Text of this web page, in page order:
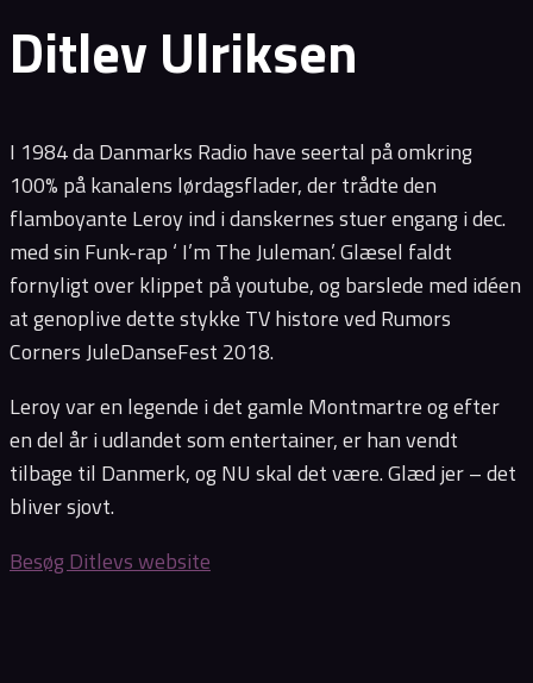
Ditlev Ulriksen
I 1984 da Danmarks Radio have seertal på omkring
100% på kanalens lørdagsflader, der trådte den
flamboyante Leroy ind i danskernes stuer engang i dec.
med sin Funk-rap ‘ I’m The Juleman’. Glæsel faldt
fornyligt over klippet på youtube, og barslede med idéen
at genoplive dette stykke TV histore ved Rumors
Corners JuleDanseFest 2018.
Leroy var en legende i det gamle Montmartre og efter
en del år i udlandet som entertainer, er han vendt
tilbage til Danmerk, og NU skal det være. Glæd jer – det
bliver sjovt.
Besøg Ditlevs website